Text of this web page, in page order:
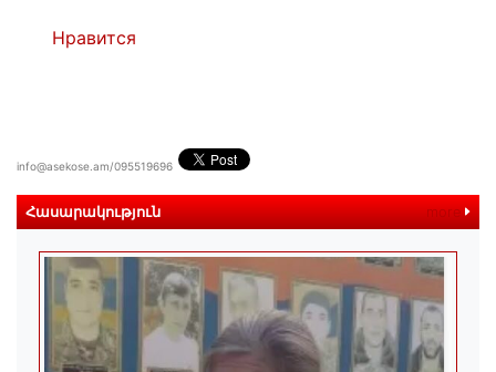
Нравится
info@asekose.am/095519696
Հասարակություն more